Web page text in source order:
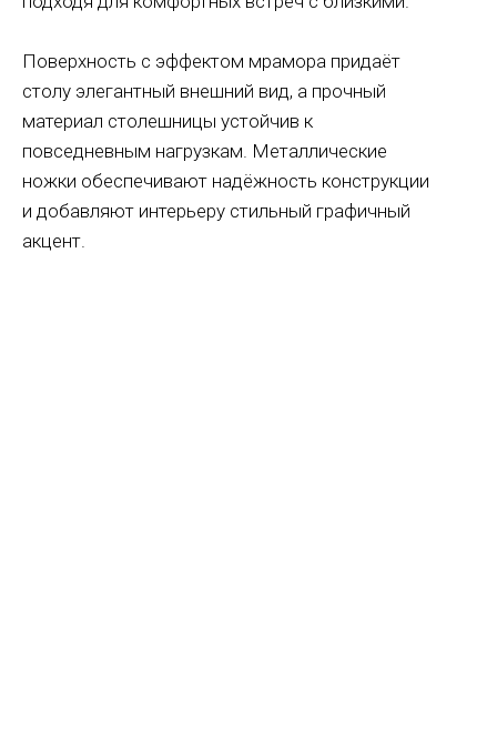
Поверхность с эффектом мрамора придаёт
столу элегантный внешний вид, а прочный
материал столешницы устойчив к
повседневным нагрузкам. Металлические
ножки обеспечивают надёжность конструкции
и добавляют интерьеру стильный графичный
акцент.